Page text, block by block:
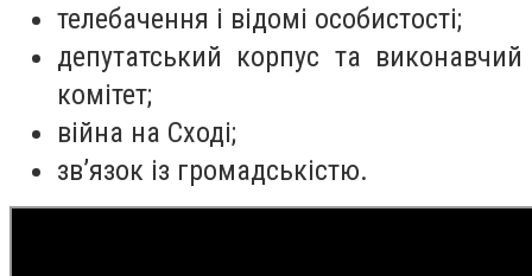
телебачення і відомі особистості;
депутатський корпус та виконавчий
комітет;
війна на Сході;
зв’язок із громадськістю.